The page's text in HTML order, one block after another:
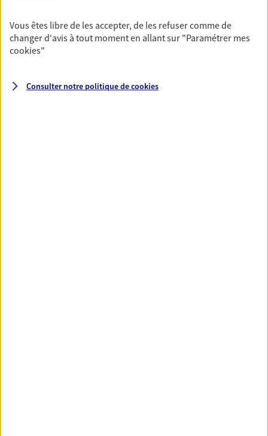
Couvrez vos dépenses de santé ainsi que celles de
votre famille avec la complémentaire santé qui
vous ressemble.
Prévoyance
Vous êtes libre de les accepter, de les refuser comme de
changer d'avis à tout moment en allant sur "Paramétrer mes
cookies"
Consulter notre politique decookies